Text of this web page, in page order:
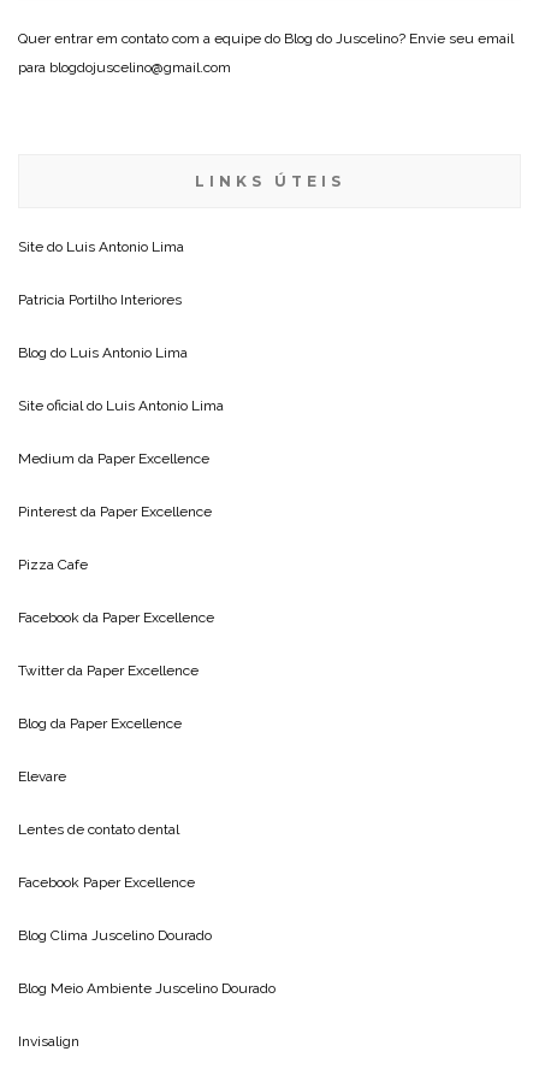
Quer entrar em contato com a equipe do Blog do Juscelino? Envie seu email
para blogdojuscelino@gmail.com
LINKS ÚTEIS
Site do Luis Antonio Lima
Patricia Portilho Interiores
Blog do Luis Antonio Lima
Site oficial do Luis Antonio Lima
Medium da Paper Excellence
Pinterest da Paper Excellence
Pizza Cafe
Facebook da Paper Excellence
Twitter da Paper Excellence
Blog da Paper Excellence
Elevare
Lentes de contato dental
Facebook Paper Excellence
Blog Clima Juscelino Dourado
Blog Meio Ambiente Juscelino Dourado
Invisalign